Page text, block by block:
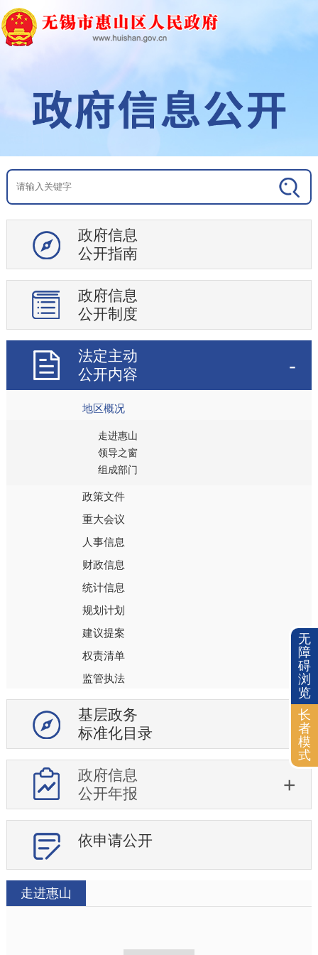
政府信息
公开指南
政府信息
公开制度
法定主动
公开内容
地区概况
走进惠山
领导之窗
组成部门
政策文件
重大会议
人事信息
财政信息
统计信息
规划计划
建议提案
权责清单
监管执法
行政事业性收费
审计公开
教育信息
社会保障
就业
医疗卫生
食品药品安全
社会救助
公共文化体育
基层政务
标准化目录
政府信息
公开年报
依申请公开
走进惠山
无
障
碍
浏
览
长
者
模
式